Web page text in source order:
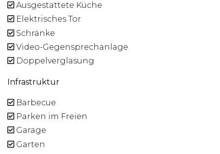
Ausgestattete Küche
Elektrisches Tor
Schränke
Video-Gegensprechanlage
Doppelverglasung
Infrastruktur
Barbecue
Parken im Freien
Garage
Garten